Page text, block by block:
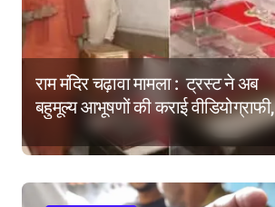
राम मंदिर चढ़ावा मामला : ट्रस्ट ने अब
बहुमूल्य आभूषणों की कराई वीडियोग्राफी,
वेबसाइट पर दिखाने की तैयारी